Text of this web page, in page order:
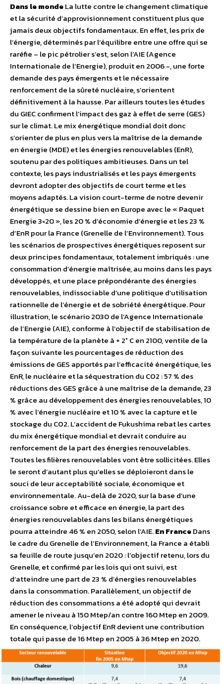
Dans le mondeLa lutte contre le changement climatique
et la sécurité d’approvisionnement constituent plus que
jamais deux objectifs fondamentaux. En effet, les prix de
l’énergie, déterminés par l’équilibre entre une offre qui se
raréfie – le pic pétrolier s’est, selon l’AIE (Agence
Internationale de l’Energie), produit en 2006 -, une forte
demande des pays émergents et le nécessaire
renforcement de la sûreté nucléaire, s’orientent
définitivement à la hausse. Par ailleurs toutes les études
du GIEC confirment l’impact des gaz à effet de serre (GES)
sur le climat. Le mix énergétique mondial doit donc
s’orienter de plus en plus vers la maîtrise de la demande
en énergie (MDE) et les énergies renouvelables (EnR),
soutenu par des politiques ambitieuses. Dans un tel
contexte, les pays industrialisés et les pays émergents
devront adopter des objectifs de court terme et les
moyens adaptés. La vision court-terme de notre devenir
énergétique se dessine bien en Europe avec le « Paquet
Energie 3×20 », les 20 % d’économie d’énergie et les 23 %
d’EnR pour la France (Grenelle de l’Environnement). Tous
les scénarios de prospectives énergétiques reposent sur
deux principes fondamentaux, totalement imbriqués : une
consommation d’énergie maîtrisée, au moins dans les pays
développés, et une place prépondérante des énergies
renouvelables, indissociable d’une politique d’utilisation
rationnelle de l’énergie et de sobriété énergétique. Pour
illustration, le scénario 2030 de l’Agence Internationale
de l’Energie (AIE), conforme à l’objectif de stabilisation de
la température de la planète à + 2° C en 2100, ventile de la
façon suivante les pourcentages de réduction des
émissions de GES apportés par l’efficacité énergétique, les
EnR, le nucléaire et la séquestration du CO2 : 57 % des
réductions des GES grâce à une maîtrise de la demande, 23
% grâce au développement des énergies renouvelables, 10
% avec l’énergie nucléaire et 10 % avec la capture et le
stockage du CO2. L’accident de Fukushima rebat les cartes
du mix énergétique mondial et devrait conduire au
renforcement de la part des énergies renouvelables.
Toutes les filières renouvelables vont être sollicitées. Elles
le seront d’autant plus qu’elles se déploieront dans le
souci de leur acceptabilité sociale, économique et
environnementale. Au-delà de 2020, sur la base d’une
croissance sobre et efficace en énergie, la part des
énergies renouvelables dans les bilans énergétiques
pourra atteindre 46 % en 2050, selon l’AIE.En FranceDans
le cadre du Grenelle de l’Environnement, la France a établi
sa feuille de route jusqu’en 2020 : l’objectif retenu, lors du
Grenelle, et confirmé par les lois qui ont suivi, est
d’atteindre une part de 23 % d’énergies renouvelables
dans la consommation. Parallèlement, un objectif de
réduction des consommations a été adopté qui devrait
amener le niveau à 150 Mtep/an contre 160 Mtep en 2009.
En conséquence, l’objectif EnR devient une contribution
totale qui passe de 16 Mtep en 2005 à 36 Mtep en 2020.